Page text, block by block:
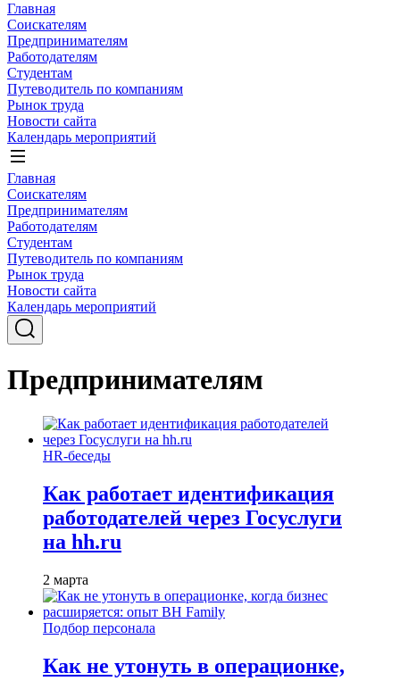
Главная
Соискателям
Предпринимателям
Работодателям
Студентам
Путеводитель по компаниям
Рынок труда
Новости сайта
Календарь мероприятий
Главная
Соискателям
Предпринимателям
Работодателям
Студентам
Путеводитель по компаниям
Рынок труда
Новости сайта
Календарь мероприятий
Предпринимателям
HR-беседы
Как работает идентификация
работодателей через Госуслуги
на hh.ru
2 марта
Подбор персонала
Как не утонуть в операционке,